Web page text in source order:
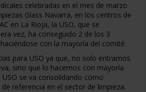
celebradas en el mes de marzo
Glass Navarra, en los centros de
en La Rioja, la USO, que se
vez, ha conseguido 2 de los 3
con la mayoría del comité.
para USO ya que, no solo entramos
sino que lo hacemos con mayoría
se va consolidando como
referencia en el sector de limpieza.